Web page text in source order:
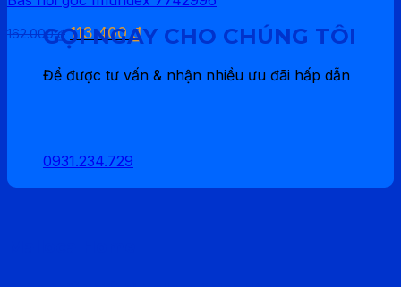
162.000₫ Giá
gốc
là:
162.000 ₫.
113.400₫Giá
hiện
tại
là:
GỌI NGAY CHO CHÚNG TÔI
Để được tư vấn & nhận nhiều ưu đãi hấp dẫn
0931.234.729